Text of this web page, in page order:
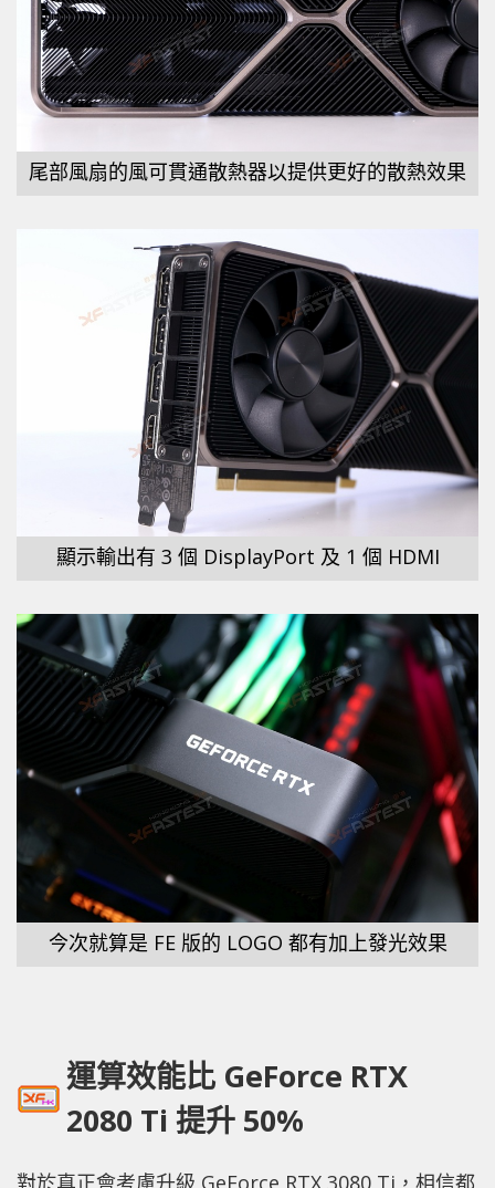
尾部風扇的風可貫通散熱器以提供更好的散熱效果
顯示輸出有 3 個 DisplayPort 及 1 個 HDMI
今次就算是 FE 版的 LOGO 都有加上發光效果
運算效能比 GeForce RTX
2080 Ti 提升 50%
對於真正會考慮升級 GeForce RTX 3080 Ti，相信都